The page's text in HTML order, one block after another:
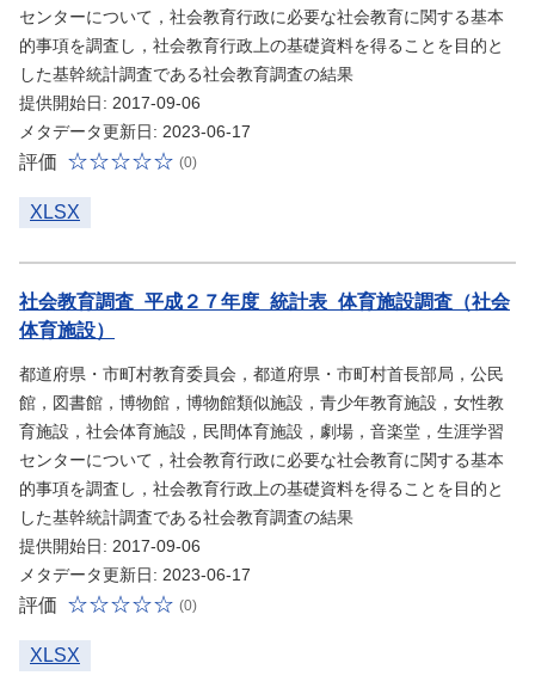
センターについて，社会教育行政に必要な社会教育に関する基本
的事項を調査し，社会教育行政上の基礎資料を得ることを目的と
した基幹統計調査である社会教育調査の結果
提供開始日: 2017-09-06
メタデータ更新日: 2023-06-17
評価 (0)
XLSX
社会教育調査_平成２７年度_統計表_体育施設調査（社会
体育施設）
都道府県・市町村教育委員会，都道府県・市町村首長部局，公民
館，図書館，博物館，博物館類似施設，青少年教育施設，女性教
育施設，社会体育施設，民間体育施設，劇場，音楽堂，生涯学習
センターについて，社会教育行政に必要な社会教育に関する基本
的事項を調査し，社会教育行政上の基礎資料を得ることを目的と
した基幹統計調査である社会教育調査の結果
提供開始日: 2017-09-06
メタデータ更新日: 2023-06-17
評価 (0)
XLSX